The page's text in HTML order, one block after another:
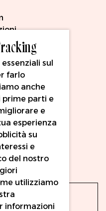
6-12 V
x 21 mm
universali
sul
farlo
anche
prime parti e
e
esperienza
su
e
del nostro
utilizziamo
informazioni